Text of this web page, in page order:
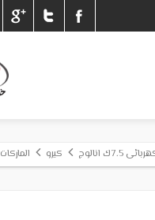
7.5ك انالوج كيرو الماركات